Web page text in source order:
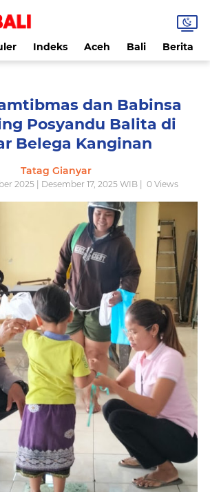
Indeks Aceh Bali Berita
dan Babinsa
Posyandu Balita di
Belega Kanginan
Tatag Gianyar
2025 | Desember 17, 2025 WIB | 0 Views